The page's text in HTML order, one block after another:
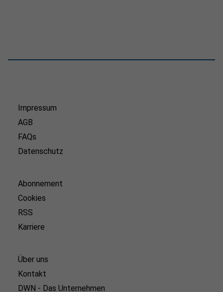
Impressum
AGB
FAQs
Datenschutz
Abonnement
Cookies
RSS
Karriere
Über uns
Kontakt
DWN - Das Unternehmen